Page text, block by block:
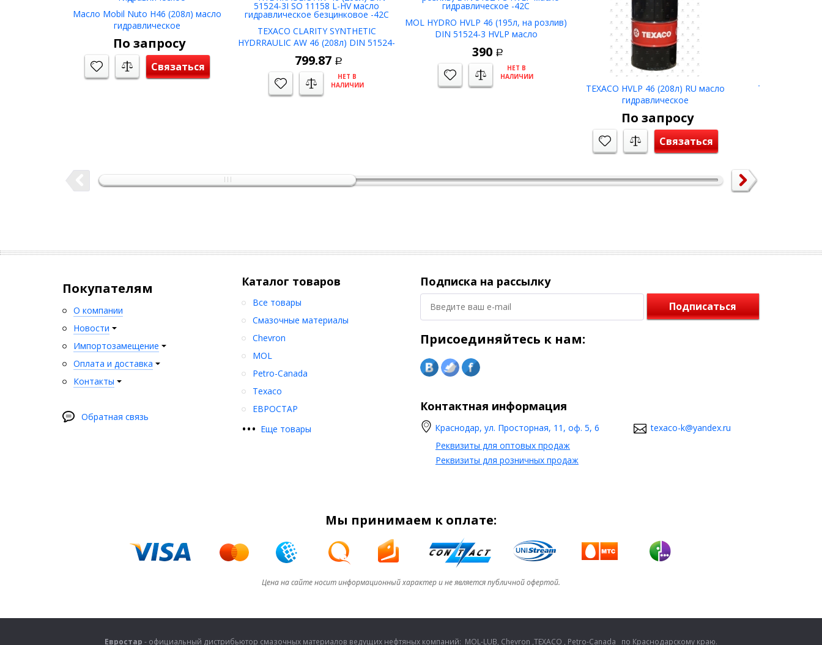
Масло Mobil Nuto H46 (208л) масло
гидравлическое
По запросу
Связаться
TEXACO CLARITY SYNTHETIC
HYDRRAULIC AW 46 (208л) DIN 51524-
3I SO 11158 L-HV масло
гидравлическое безцинковое -42С
799.87 Р
НЕТ В
НАЛИЧИИ
MOL HYDRO HVLP 46 (195л, на розлив)
DIN 51524-3 HVLP масло
гидравлическое -42C
390 Р
НЕТ В
НАЛИЧИИ
TEXACO HVLP 46 (208л) RU масло
гидравлическое
По запросу
Связаться
TEXACO HVLP
Покупателям
О компании
Новости
Импортозамещение
Оплата и доставка
Контакты
Обратная связь
Каталог товаров
••• Еще товары
Все товары
Смазочные материалы
Chevron
MOL
Petro-Canada
Texaco
ЕВРОСТАР
Подписка на рассылку
Подписаться
Присоединяйтесь к нам:
Контактная информация
Краснодар, ул. Просторная, 11, оф. 5, 6
texaco-k@yandex.ru
Реквизиты для оптовых продаж
Реквизиты для розничных продаж
Мы принимаем к оплате:
Цена на сайте носит информационный характер и не является публичной офертой.
Евростар - официальный дистрибьютор смазочных материалов ведущих нефтяных компаний: MOL-LUB, Chevron ,TEXACO , Petro-Canada по Краснодарскому краю.